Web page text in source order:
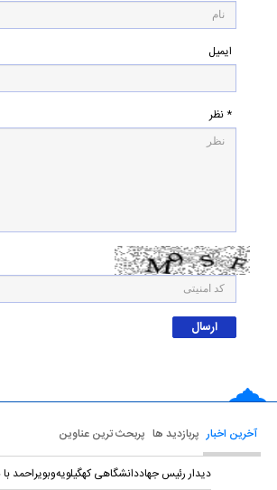
ایمیل
* نظر
آخرین اخبار پربازدید ها پربحث ترین عناوین
دیدار رئیس جهاددانشگاهی کهگیلویه‌وبویراحمد